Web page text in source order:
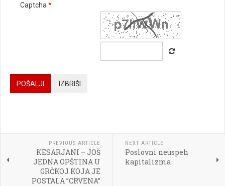



Captcha *
POŠALJI IZBRIŠI
PREVIOUS ARTICLE
KESARJANI – JOŠ
JEDNA OPŠTINA U
GRČKOJ KOJA JE
POSTALA ’’CRVENA’’
NEXT ARTICLE
Poslovni neuspeh
kapitalizma